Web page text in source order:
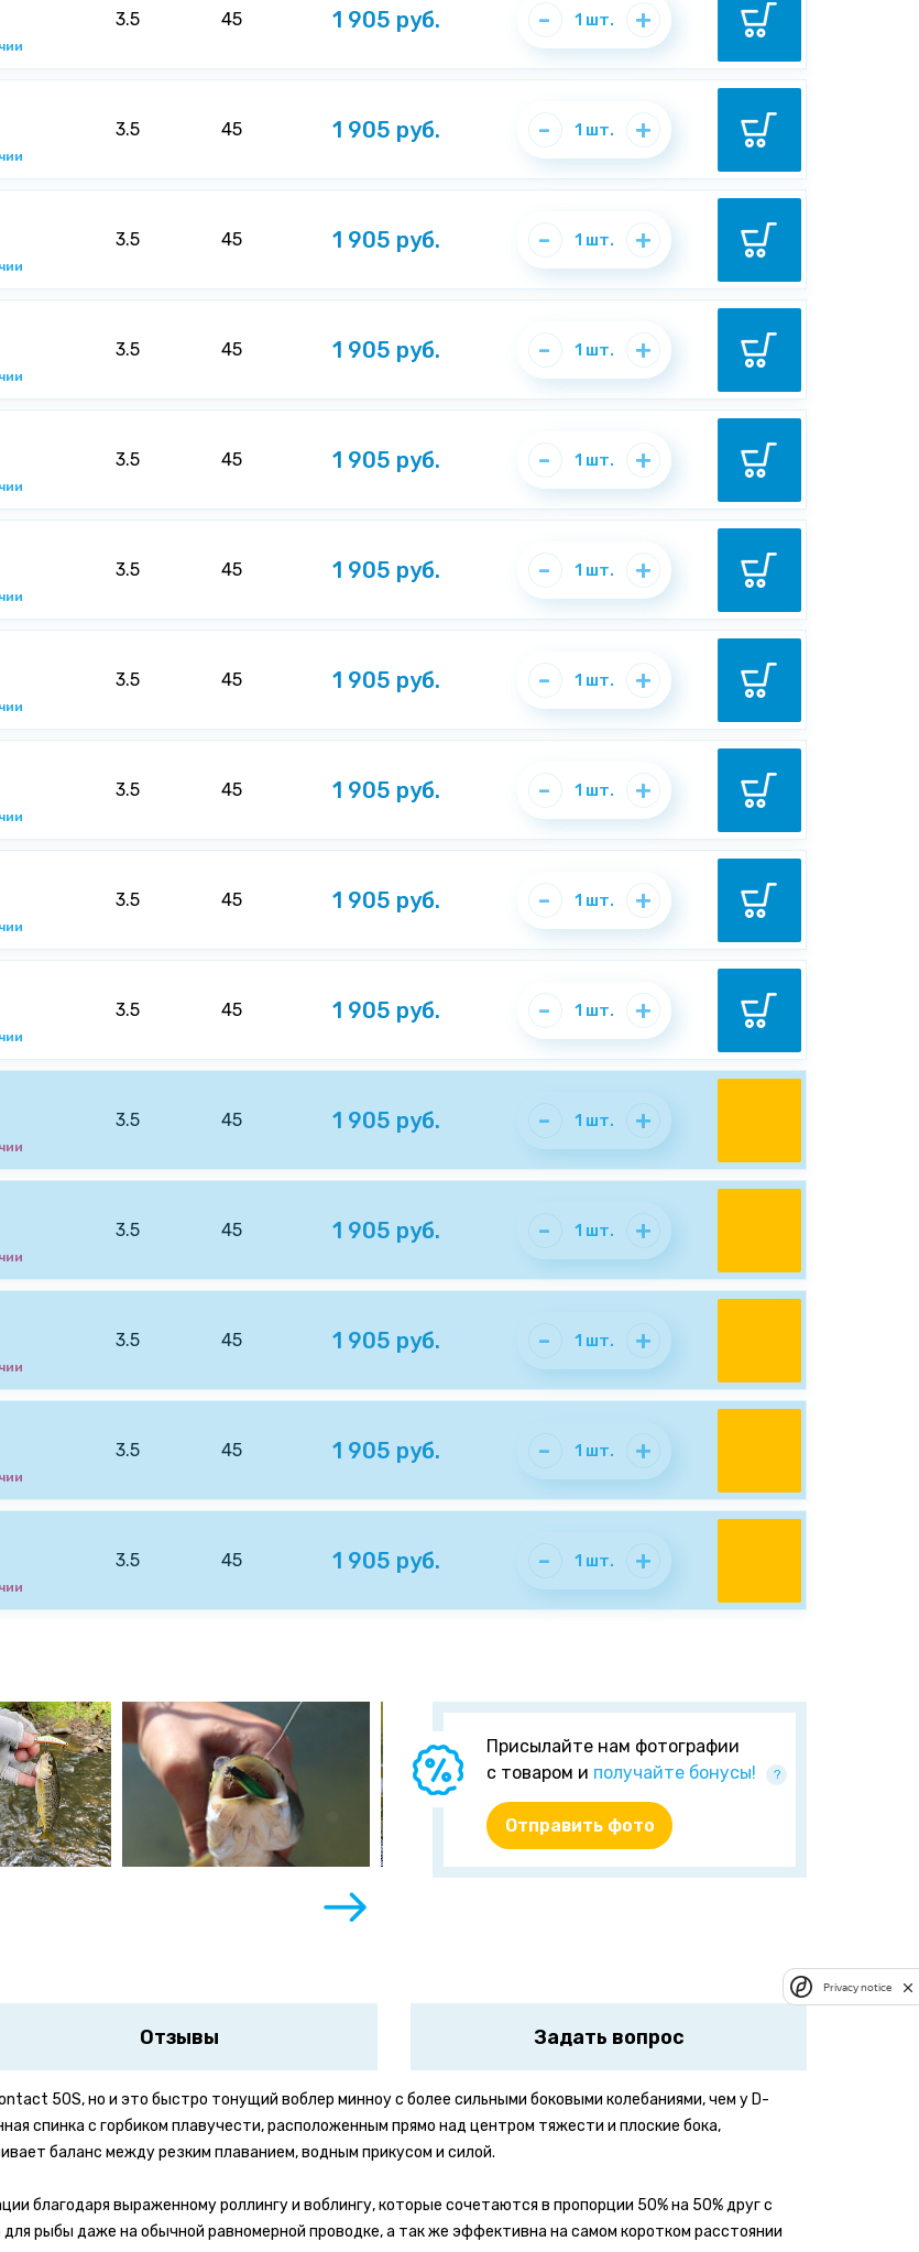
3.5 45 1 905 руб. - 1 шт. +
3.5 45 1 905 руб. - 1 шт. +
3.5 45 1 905 руб. - 1 шт. +
3.5 45 1 905 руб. - 1 шт. +
3.5 45 1 905 руб. - 1 шт. +
3.5 45 1 905 руб. - 1 шт. +
3.5 45 1 905 руб. - 1 шт. +
3.5 45 1 905 руб. - 1 шт. +
3.5 45 1 905 руб. - 1 шт. +
3.5 45 1 905 руб. - 1 шт. +
3.5 45 1 905 руб. - 1 шт. +
3.5 45 1 905 руб. - 1 шт. +
3.5 45 1 905 руб. - 1 шт. +
3.5 45 1 905 руб. - 1 шт. +
3.5 45 1 905 руб. - 1 шт. +
Присылайте нам фотографии
с товаром и получайте бонусы! ?
Отправить фото
Отзывы Задать вопрос
50S, но и это быстро тонущий воблер минноу с более сильными боковыми колебаниями, чем у D-
спинка с горбиком плавучести, расположенным прямо над центром тяжести и плоские бока,
баланс между резким плаванием, водным прикусом и силой.
благодаря выраженному роллингу и воблингу, которые сочетаются в пропорции 50% на 50% друг с
рыбы даже на обычной равномерной проводке, а так же эффективна на самом коротком расстоянии
Privacy notice